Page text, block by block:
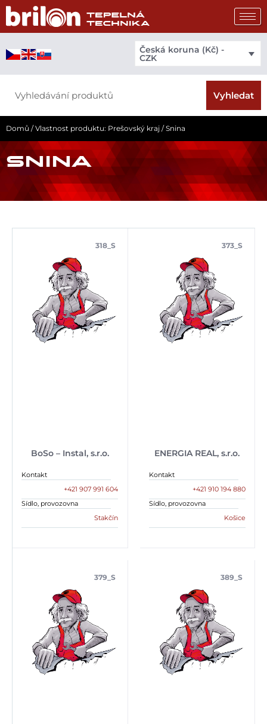
Přeskočit
obsah
Česká koruna (Kč) -
CZK
Vyhledat
Domů / Vlastnost produktu: Prešovský kraj / Snina
SNINA
BoSo – Instal, s.r.o.
318_S
Kontakt
+421 907 991 604
Sídlo, provozovna
Stakčín
ENERGIA REAL, s.r.o.
373_S
Kontakt
+421 910 194 880
Sídlo, provozovna
Košice
379_S 389_S